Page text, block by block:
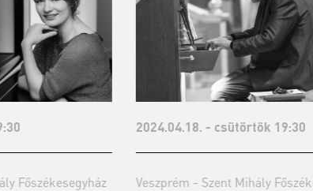
Főszékesegyház
2024.04.18. - csütörtök 19:30
Veszprém - Szent Mihály